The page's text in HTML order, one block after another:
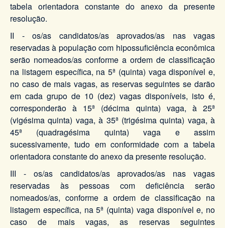
tabela orientadora constante do anexo da presente
resolução.
II - os/as candidatos/as aprovados/as nas vagas
reservadas à população com hipossuficiência econômica
serão nomeados/as conforme a ordem de classificação
na listagem específica, na 5ª (quinta) vaga disponível e,
no caso de mais vagas, as reservas seguintes se darão
em cada grupo de 10 (dez) vagas disponíveis, isto é,
corresponderão à 15ª (décima quinta) vaga, à 25ª
(vigésima quinta) vaga, à 35ª (trigésima quinta) vaga, à
45ª (quadragésima quinta) vaga e assim
sucessivamente, tudo em conformidade com a tabela
orientadora constante do anexo da presente resolução.
III - os/as candidatos/as aprovados/as nas vagas
reservadas às pessoas com deficiência serão
nomeados/as, conforme a ordem de classificação na
listagem específica, na 5ª (quinta) vaga disponível e, no
caso de mais vagas, as reservas seguintes